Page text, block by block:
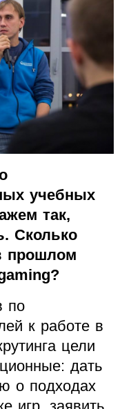
учебных
так,
Сколько
прошлом
по
к работе в
цели
дать
о подходах